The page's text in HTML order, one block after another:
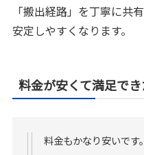
「搬出経路」を丁寧に共
安定しやすくなります。
料金が安くて満足でき
料金もかなり安いです。